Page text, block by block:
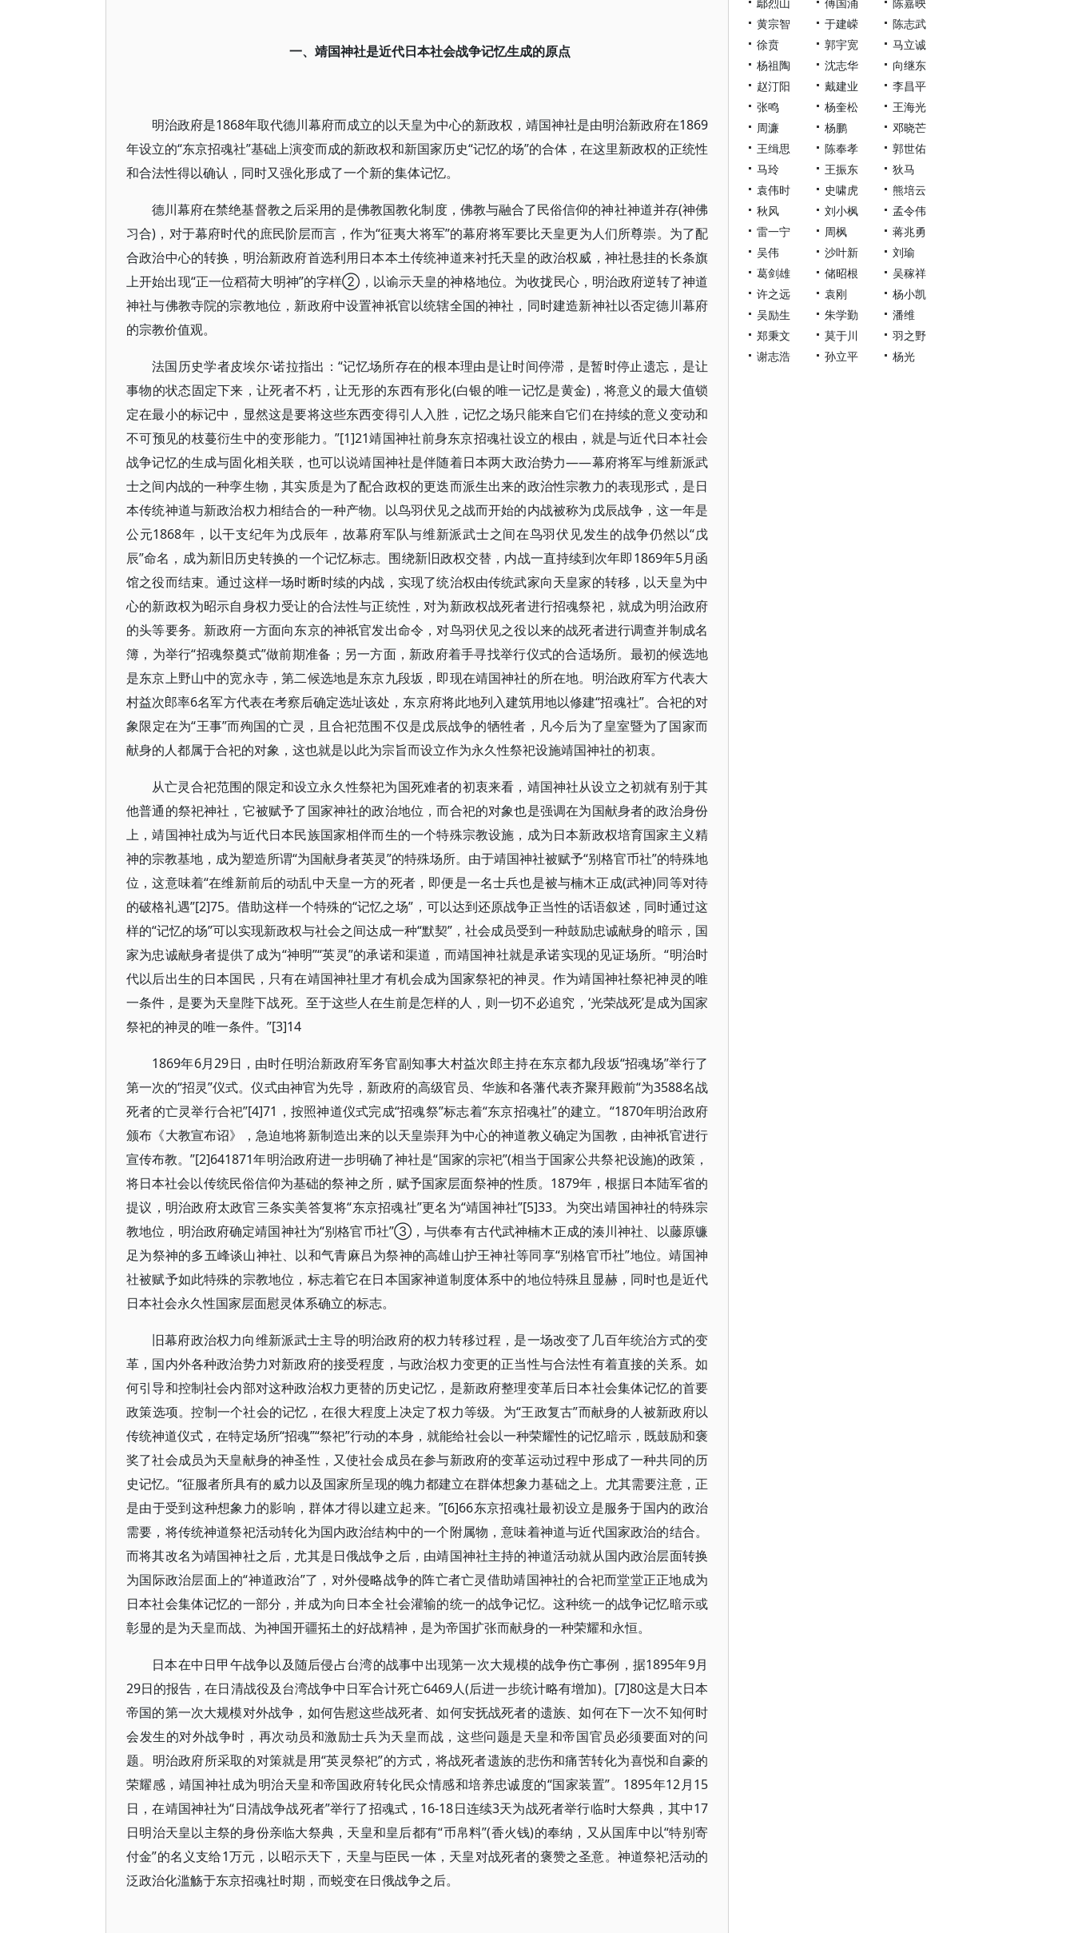
一、靖国神社是近代日本社会战争记忆生成的原点
明治政府是1868年取代德川幕府而成立的以天皇为中心的新政权，靖国神社是由明治新政府在1869
年设立的“东京招魂社”基础上演变而成的新政权和新国家历史“记忆的场”的合体，在这里新政权的正统性
和合法性得以确认，同时又强化形成了一个新的集体记忆。
德川幕府在禁绝基督教之后采用的是佛教国教化制度，佛教与融合了民俗信仰的神社神道并存(神佛
习合)，对于幕府时代的庶民阶层而言，作为“征夷大将军”的幕府将军要比天皇更为人们所尊崇。为了配
合政治中心的转换，明治新政府首选利用日本本土传统神道来衬托天皇的政治权威，神社悬挂的长条旗
上开始出现“正一位稻荷大明神”的字样②，以谕示天皇的神格地位。为收拢民心，明治政府逆转了神道
神社与佛教寺院的宗教地位，新政府中设置神祇官以统辖全国的神社，同时建造新神社以否定德川幕府
的宗教价值观。
法国历史学者皮埃尔·诺拉指出：“记忆场所存在的根本理由是让时间停滞，是暂时停止遗忘，是让
事物的状态固定下来，让死者不朽，让无形的东西有形化(白银的唯一记忆是黄金)，将意义的最大值锁
定在最小的标记中，显然这是要将这些东西变得引人入胜，记忆之场只能来自它们在持续的意义变动和
不可预见的枝蔓衍生中的变形能力。”[1]21靖国神社前身东京招魂社设立的根由，就是与近代日本社会
战争记忆的生成与固化相关联，也可以说靖国神社是伴随着日本两大政治势力——幕府将军与维新派武
士之间内战的一种孪生物，其实质是为了配合政权的更迭而派生出来的政治性宗教力的表现形式，是日
本传统神道与新政治权力相结合的一种产物。以鸟羽伏见之战而开始的内战被称为戊辰战争，这一年是
公元1868年，以干支纪年为戊辰年，故幕府军队与维新派武士之间在鸟羽伏见发生的战争仍然以“戊
辰”命名，成为新旧历史转换的一个记忆标志。围绕新旧政权交替，内战一直持续到次年即1869年5月函
馆之役而结束。通过这样一场时断时续的内战，实现了统治权由传统武家向天皇家的转移，以天皇为中
心的新政权为昭示自身权力受让的合法性与正统性，对为新政权战死者进行招魂祭祀，就成为明治政府
的头等要务。新政府一方面向东京的神祇官发出命令，对鸟羽伏见之役以来的战死者进行调查并制成名
簿，为举行“招魂祭奠式”做前期准备；另一方面，新政府着手寻找举行仪式的合适场所。最初的候选地
是东京上野山中的宽永寺，第二候选地是东京九段坂，即现在靖国神社的所在地。明治政府军方代表大
村益次郎率6名军方代表在考察后确定选址该处，东京府将此地列入建筑用地以修建“招魂社”。合祀的对
象限定在为“王事”而殉国的亡灵，且合祀范围不仅是戊辰战争的牺牲者，凡今后为了皇室暨为了国家而
献身的人都属于合祀的对象，这也就是以此为宗旨而设立作为永久性祭祀设施靖国神社的初衷。
从亡灵合祀范围的限定和设立永久性祭祀为国死难者的初衷来看，靖国神社从设立之初就有别于其
他普通的祭祀神社，它被赋予了国家神社的政治地位，而合祀的对象也是强调在为国献身者的政治身份
上，靖国神社成为与近代日本民族国家相伴而生的一个特殊宗教设施，成为日本新政权培育国家主义精
神的宗教基地，成为塑造所谓“为国献身者英灵”的特殊场所。由于靖国神社被赋予“别格官币社”的特殊地
位，这意味着“在维新前后的动乱中天皇一方的死者，即便是一名士兵也是被与楠木正成(武神)同等对待
的破格礼遇”[2]75。借助这样一个特殊的“记忆之场”，可以达到还原战争正当性的话语叙述，同时通过这
样的“记忆的场”可以实现新政权与社会之间达成一种“默契”，社会成员受到一种鼓励忠诚献身的暗示，国
家为忠诚献身者提供了成为“神明”“英灵”的承诺和渠道，而靖国神社就是承诺实现的见证场所。“明治时
代以后出生的日本国民，只有在靖国神社里才有机会成为国家祭祀的神灵。作为靖国神社祭祀神灵的唯
一条件，是要为天皇陛下战死。至于这些人在生前是怎样的人，则一切不必追究，‘光荣战死’是成为国家
祭祀的神灵的唯一条件。”[3]14
1869年6月29日，由时任明治新政府军务官副知事大村益次郎主持在东京都九段坂“招魂场”举行了
第一次的“招灵”仪式。仪式由神官为先导，新政府的高级官员、华族和各藩代表齐聚拜殿前“为3588名战
死者的亡灵举行合祀”[4]71，按照神道仪式完成“招魂祭”标志着“东京招魂社”的建立。“1870年明治政府
颁布《大教宣布诏》，急迫地将新制造出来的以天皇崇拜为中心的神道教义确定为国教，由神祇官进行
宣传布教。”[2]641871年明治政府进一步明确了神社是“国家的宗祀”(相当于国家公共祭祀设施)的政策，
将日本社会以传统民俗信仰为基础的祭神之所，赋予国家层面祭神的性质。1879年，根据日本陆军省的
提议，明治政府太政官三条实美答复将“东京招魂社”更名为“靖国神社”[5]33。为突出靖国神社的特殊宗
教地位，明治政府确定靖国神社为“别格官币社”③，与供奉有古代武神楠木正成的湊川神社、以藤原镰
足为祭神的多五峰谈山神社、以和气青麻吕为祭神的高雄山护王神社等同享“别格官币社”地位。靖国神
社被赋予如此特殊的宗教地位，标志着它在日本国家神道制度体系中的地位特殊且显赫，同时也是近代
日本社会永久性国家层面慰灵体系确立的标志。
旧幕府政治权力向维新派武士主导的明治政府的权力转移过程，是一场改变了几百年统治方式的变
革，国内外各种政治势力对新政府的接受程度，与政治权力变更的正当性与合法性有着直接的关系。如
何引导和控制社会内部对这种政治权力更替的历史记忆，是新政府整理变革后日本社会集体记忆的首要
政策选项。控制一个社会的记忆，在很大程度上决定了权力等级。为“王政复古”而献身的人被新政府以
传统神道仪式，在特定场所“招魂”“祭祀”行动的本身，就能给社会以一种荣耀性的记忆暗示，既鼓励和褒
奖了社会成员为天皇献身的神圣性，又使社会成员在参与新政府的变革运动过程中形成了一种共同的历
史记忆。“征服者所具有的威力以及国家所呈现的魄力都建立在群体想象力基础之上。尤其需要注意，正
是由于受到这种想象力的影响，群体才得以建立起来。”[6]66东京招魂社最初设立是服务于国内的政治
需要，将传统神道祭祀活动转化为国内政治结构中的一个附属物，意味着神道与近代国家政治的结合。
而将其改名为靖国神社之后，尤其是日俄战争之后，由靖国神社主持的神道活动就从国内政治层面转换
为国际政治层面上的“神道政治”了，对外侵略战争的阵亡者亡灵借助靖国神社的合祀而堂堂正正地成为
日本社会集体记忆的一部分，并成为向日本全社会灌输的统一的战争记忆。这种统一的战争记忆暗示或
彰显的是为天皇而战、为神国开疆拓土的好战精神，是为帝国扩张而献身的一种荣耀和永恒。
日本在中日甲午战争以及随后侵占台湾的战事中出现第一次大规模的战争伤亡事例，据1895年9月
29日的报告，在日清战役及台湾战争中日军合计死亡6469人(后进一步统计略有增加)。[7]80这是大日本
帝国的第一次大规模对外战争，如何告慰这些战死者、如何安抚战死者的遗族、如何在下一次不知何时
会发生的对外战争时，再次动员和激励士兵为天皇而战，这些问题是天皇和帝国官员必须要面对的问
题。明治政府所采取的对策就是用“英灵祭祀”的方式，将战死者遗族的悲伤和痛苦转化为喜悦和自豪的
荣耀感，靖国神社成为明治天皇和帝国政府转化民众情感和培养忠诚度的“国家装置”。1895年12月15
日，在靖国神社为“日清战争战死者”举行了招魂式，16-18日连续3天为战死者举行临时大祭典，其中17
日明治天皇以主祭的身份亲临大祭典，天皇和皇后都有“币帛料”(香火钱)的奉纳，又从国库中以“特别寄
付金”的名义支给1万元，以昭示天下，天皇与臣民一体，天皇对战死者的褒赞之圣意。神道祭祀活动的
泛政治化滥觞于东京招魂社时期，而蜕变在日俄战争之后。
黄宗智
于建嵘
陈志武
徐贲
郭宇宽
马立诚
杨祖陶
沈志华
向继东
赵汀阳
戴建业
李昌平
张鸣
杨奎松
王海光
周濂
杨鹏
邓晓芒
王缉思
陈奉孝
郭世佑
马玲
王振东
狄马
袁伟时
史啸虎
熊培云
秋风
刘小枫
孟令伟
雷一宁
周枫
蒋兆勇
吴伟
沙叶新
刘瑜
葛剑雄
储昭根
吴稼祥
许之远
袁刚
杨小凯
吴励生
朱学勤
潘维
郑秉文
莫于川
羽之野
谢志浩
孙立平 杨光